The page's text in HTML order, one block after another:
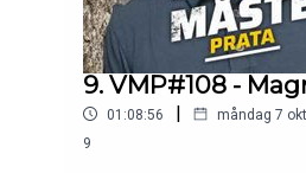
9. VMP#108 -
01:08:56 | måndag 7
9